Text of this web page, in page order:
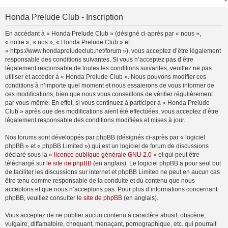
Honda Prelude Club - Inscription
En accédant à « Honda Prelude Club » (désigné ci-après par « nous »,
« notre », « nos », « Honda Prelude Club » et
« https://www.hondapreludeclub.net/forum »), vous acceptez d’être légalement
responsable des conditions suivantes. Si vous n’acceptez pas d’être
légalement responsable de toutes les conditions suivantes, veuillez ne pas
utiliser et accéder à « Honda Prelude Club ». Nous pouvons modifier ces
conditions à n’importe quel moment et nous essaierons de vous informer de
ces modifications, bien que nous vous conseillons de vérifier régulièrement
par vous-même. En effet, si vous continuez à participer à « Honda Prelude
Club » après que des modifications aient été effectuées, vous acceptez d’être
légalement responsable des conditions modifiées et mises à jour.
Nos forums sont développés par phpBB (désignés ci-après par « logiciel
phpBB » et « phpBB Limited ») qui est un logiciel de forum de discussions
déclaré sous la « licence publique générale GNU 2.0 » et qui peut être
téléchargé sur le site de phpBB (en anglais). Le logiciel phpBB a pour seul but
de faciliter les discussions sur internet et phpBB Limited ne peut en aucun cas
être tenu comme responsable de la conduite et du contenu que nous
acceptons et que nous n’acceptons pas. Pour plus d’informations concernant
phpBB, veuillez consulter le site de phpBB (en anglais).
Vous acceptez de ne publier aucun contenu à caractère abusif, obscène,
vulgaire, diffamatoire, choquant, menaçant, pornographique, etc. qui pourrait